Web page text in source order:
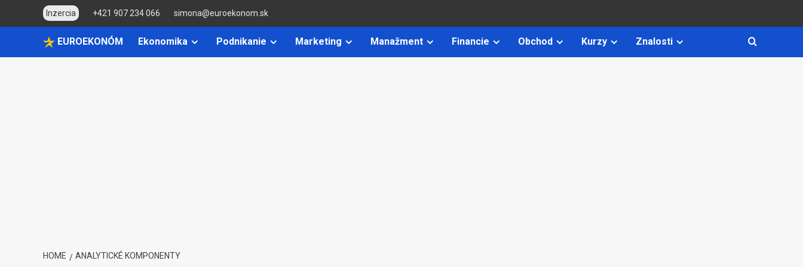
Inzercia +421 907 234 066 simona@euroekonom.sk
EUROEKONÓM Ekonomika Podnikanie Marketing Manažment Financie Obchod Kurzy Znalosti
HOME ANALYTICKÉ KOMPONENTY